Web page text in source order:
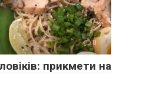
0
прикмети на